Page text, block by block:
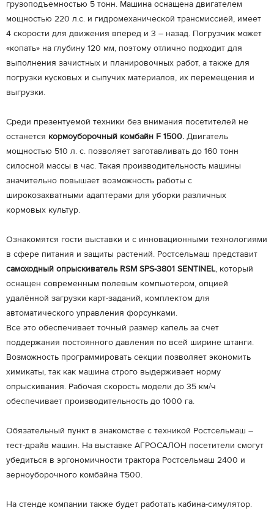
грузоподъемностью 5 тонн. Машина оснащена двигателем
мощностью 220 л.с. и гидромеханической трансмиссией, имеет
4 скорости для движения вперед и 3 – назад. Погрузчик может
«копать» на глубину 120 мм, поэтому отлично подходит для
выполнения зачистных и планировочных работ, а также для
погрузки кусковых и сыпучих материалов, их перемещения и
выгрузки.
Среди презентуемой техники без внимания посетителей не
останется кормоуборочный комбайн F 1500. Двигатель
мощностью 510 л. с. позволяет заготавливать до 160 тонн
силосной массы в час. Такая производительность машины
значительно повышает возможность работы с
широкозахватными адаптерами для уборки различных
кормовых культур.
Ознакомятся гости выставки и с инновационными технологиями
в сфере питания и защиты растений. Ростсельмаш представит
самоходный опрыскиватель RSM SPS-3801 SENTINEL, который
оснащен современным полевым компьютером, опцией
удалённой загрузки карт-заданий, комплектом для
автоматического управления форсунками.
Все это обеспечивает точный размер капель за счет
поддержания постоянного давления по всей ширине штанги.
Возможность программировать секции позволяет экономить
химикаты, так как машина строго выдерживает норму
опрыскивания. Рабочая скорость модели до 35 км/ч
обеспечивает производительность до 1000 га.
Обязательный пункт в знакомстве с техникой Ростсельмаш –
тест-драйв машин. На выставке АГРОСАЛОН посетители смогут
убедиться в эргономичности трактора Ростсельмаш 2400 и
зерноуборочного комбайна T500.
На стенде компании также будет работать кабина-симулятор.